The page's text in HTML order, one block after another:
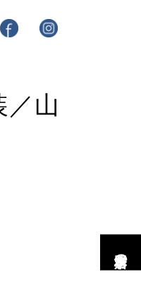
山
市村工務店の家